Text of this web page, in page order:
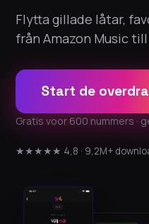
Flytta gillade låtar,
från Amazon Music
Start de
Gratis voor 600 nummers ·
★★★★★ 4,8 · 9,2M+